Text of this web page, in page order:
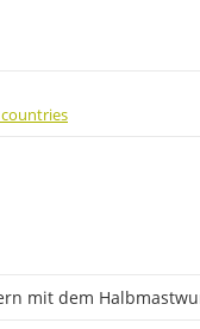
mit dem